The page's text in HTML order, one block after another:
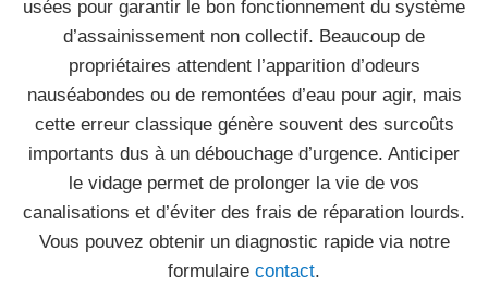
usées pour garantir le bon fonctionnement du système
d’assainissement non collectif. Beaucoup de
propriétaires attendent l’apparition d’odeurs
nauséabondes ou de remontées d’eau pour agir, mais
cette erreur classique génère souvent des surcoûts
importants dus à un débouchage d’urgence. Anticiper
le vidage permet de prolonger la vie de vos
canalisations et d’éviter des frais de réparation lourds.
Vous pouvez obtenir un diagnostic rapide via notre
formulaire contact.